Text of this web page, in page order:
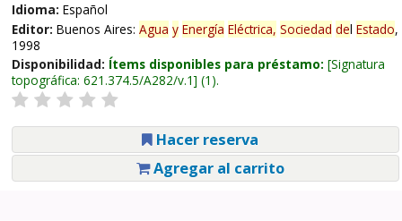
Idioma: Español
Editor: Buenos Aires: Agua y Energía Eléctrica, Sociedad del Estado,
1998
Disponibilidad: Ítems disponibles para préstamo: Signatura
topográfica: 621.374.5/A282/v.1 (1).
Hacer reserva
Agregar al carrito